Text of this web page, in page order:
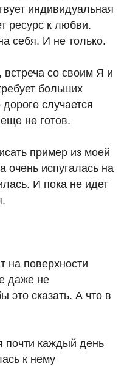
индивидуальная
ресурс к любви.
себя. И не только.
со своим Я и
больших
случается
не готов.
пример из моей
очень испугалась на
И пока не идет
на поверхности
даже не
это сказать. А что в
почти каждый день
к нему